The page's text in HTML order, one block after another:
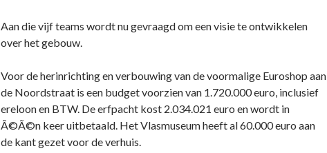
Aan die vijf teams wordt nu gevraagd om een visie te ontwikkelen
over het gebouw.
Voor de herinrichting en verbouwing van de voormalige Euroshop aan
de Noordstraat is een budget voorzien van 1.720.000 euro, inclusief
ereloon en BTW. De erfpacht kost 2.034.021 euro en wordt in
Ã©Ã©n keer uitbetaald. Het Vlasmuseum heeft al 60.000 euro aan
de kant gezet voor de verhuis.